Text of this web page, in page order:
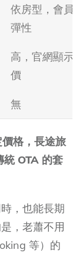
依房型，會員
彈性
高，官網顯示
價
無
格，長途旅
統 OTA 的套
，也能長期
，老蕭不用
等）的